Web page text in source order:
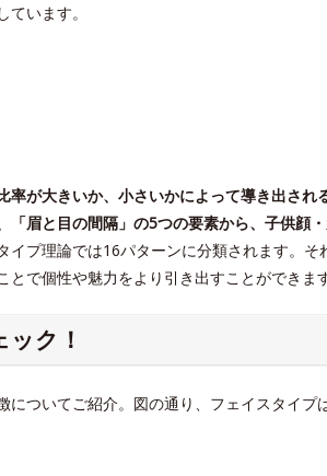
います。
が大きいか、小さいかによって導き出され
「眉と目の間隔」の5つの要素から、子供顔
イプ理論では16パターンに分類されます。そ
で個性や魅力をより引き出すことができます
ク！
についてご紹介。図の通り、フェイスタイプ